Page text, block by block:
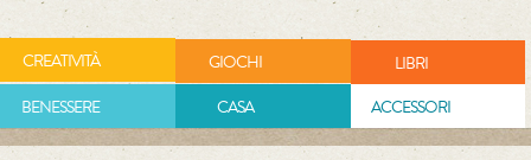
CREATIVITÀ GIOCHI
LIBRI
BENESSERE
CASA ACCESSORI